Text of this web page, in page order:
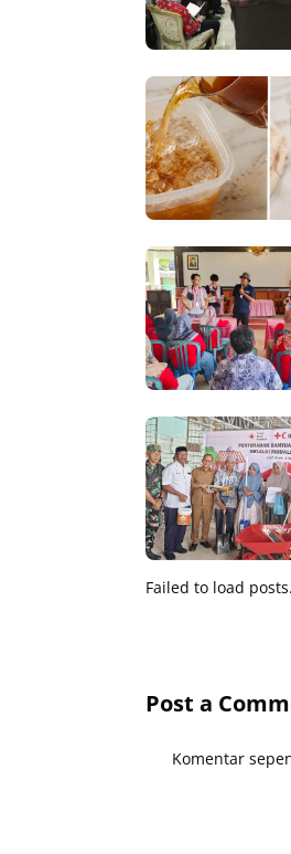
Failed to load posts.
Post a
Komentar